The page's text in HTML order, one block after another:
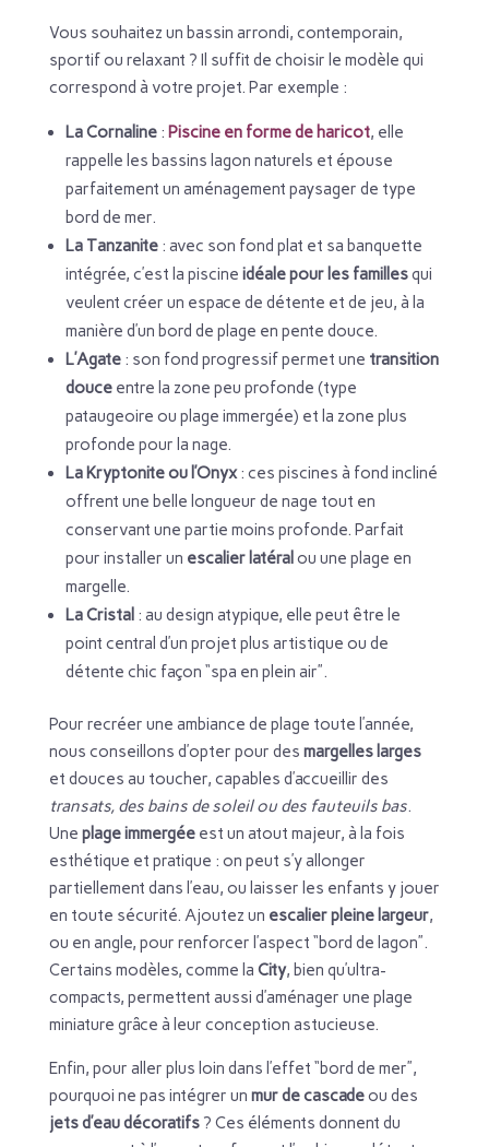
Vous souhaitez un bassin arrondi, contemporain,
sportif ou relaxant ? Il suffit de choisir le modèle qui
correspond à votre projet. Par exemple :
La Cornaline: Piscine en forme de haricot, elle
rappelle les bassins lagon naturels et épouse
parfaitement un aménagement paysager de type
bord de mer.
La Tanzanite: avec son fond plat et sa banquette
intégrée, c’est la piscine idéale pour les famillesqui
veulent créer un espace de détente et de jeu, à la
manière d’un bord de plage en pente douce.
L’Agate: son fond progressif permet une transition
douceentre la zone peu profonde (type
pataugeoire ou plage immergée) et la zone plus
profonde pour la nage.
La Kryptonite ou l’Onyx: ces piscines à fond incliné
offrent une belle longueur de nage tout en
conservant une partie moins profonde. Parfait
pour installer un escalier latéral ou une plage en
margelle.
La Cristal : au design atypique, elle peut être le
point central d’un projet plus artistique ou de
détente chic façon “spa en plein air”.
Pour recréer une ambiance de plage toute l’année,
nous conseillons d’opter pour des margelles larges
et douces au toucher, capables d’accueillir des
transats, des bains de soleil ou des fauteuils bas.
Une plage immergéeest un atout majeur, à la fois
esthétique et pratique : on peut s’y allonger
partiellement dans l’eau, ou laisser les enfants y jouer
en toute sécurité. Ajoutez un escalier pleine largeur,
ou en angle, pour renforcer l’aspect “bord de lagon”.
Certains modèles, comme la City, bien qu’ultra-
compacts, permettent aussi d’aménager une plage
miniature grâce à leur conception astucieuse.
Enfin, pour aller plus loin dans l’effet “bord de mer”,
pourquoi ne pas intégrer un mur de cascadeou des
jets d’eau décoratifs? Ces éléments donnent du